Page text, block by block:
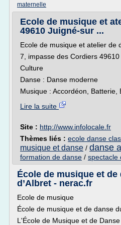
maternelle
Ecole de musique et
49610 Juigné-sur ...
Ecole de musique et atelier de
7, impasse des Cordiers
Culture
Danse : Danse moderne
Musique : Accordéon, Batterie,
Lire la suite
Site : http://www.infolocale.fr
Thèmes liés : ecole danse
musique et danse / danse
formation de danse / spectacle
École de musique et de
d’Albret - nerac.fr
Ecole de musique
École de musique et de danse
L'École de Musique et de